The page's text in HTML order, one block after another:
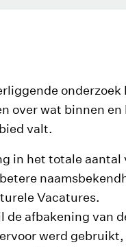
onderzoek
over wat binnen
valt.
in het totale aantal
Vacatures.
de afbakening van
werd